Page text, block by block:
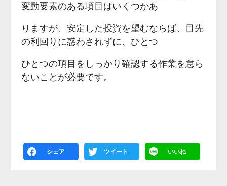
変動要素のある項目はいくつかあ
りますが、安定した投資を望むならば、目先
の利回りに惑わされずに、ひとつ
ひとつの項目をしっかり確認する作業を怠ら
ないことが必要です。
シェア ツイート いいね